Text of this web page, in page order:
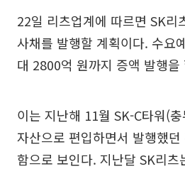
22일 리츠업계에 따르면 SK리
사채를 발행할 계획이다. 수요
대 2800억 원까지 증액 발행을
이는 지난해 11월 SK-C타워(
자산으로 편입하면서 발행했
함으로 보인다. 지난달 SK리츠